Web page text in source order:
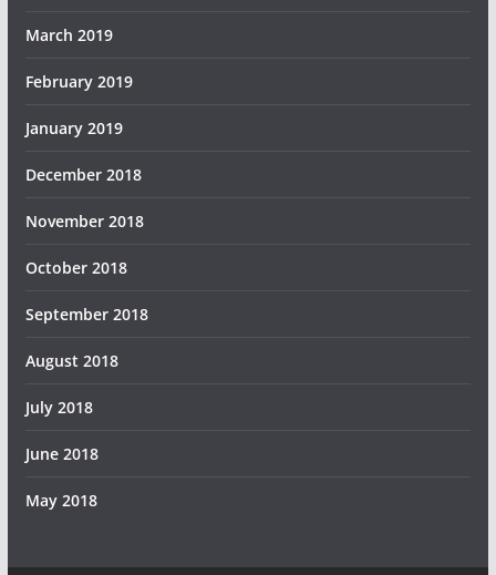
March 2019
February 2019
January 2019
December 2018
November 2018
October 2018
September 2018
August 2018
July 2018
June 2018
May 2018